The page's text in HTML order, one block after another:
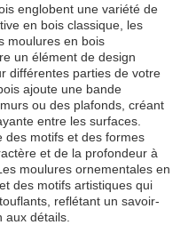
englobent une variété de
en bois classique, les
moulures en bois
un élément de design
différentes parties de votre
ajoute une bande
ou des plafonds, créant
entre les surfaces.
des motifs et des formes
et de la profondeur à
moulures ornementales en
des motifs artistiques qui
reflétant un savoir-
détails.